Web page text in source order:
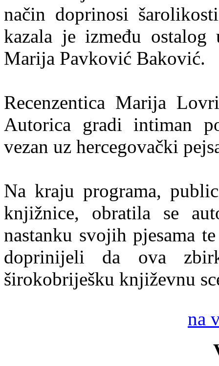
način doprinosi
kazala je između ostalog
Marija Pavković Baković.
Recenzentica Marija
Autorica gradi intiman
vezan uz hercegovački
Na kraju programa,
knjižnice, obratila se
nastanku svojih pjesama
doprinijeli da ova
širokobriješku književnu
na